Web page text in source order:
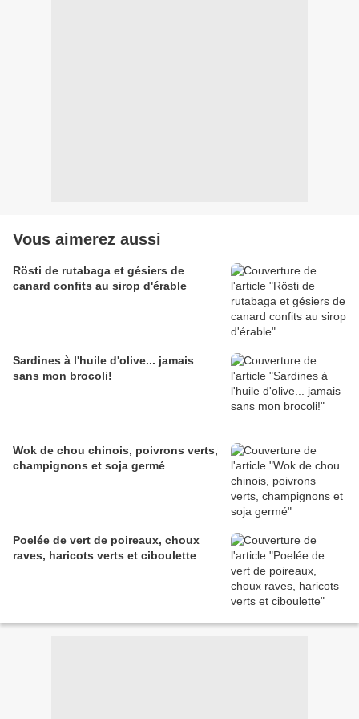
Vous aimerez aussi
Rösti de rutabaga et gésiers de
canard confits au sirop d'érable
Sardines à l'huile d'olive... jamais
sans mon brocoli!
Wok de chou chinois, poivrons verts,
champignons et soja germé
Poelée de vert de poireaux, choux
raves, haricots verts et ciboulette